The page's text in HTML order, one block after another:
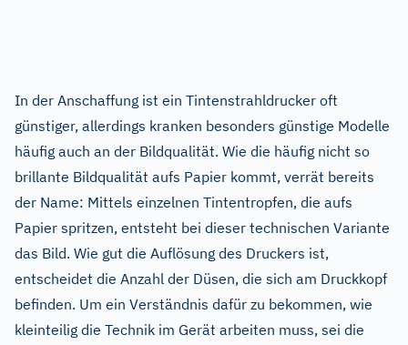
In der Anschaffung ist ein Tintenstrahldrucker oft
günstiger, allerdings kranken besonders günstige Modelle
häufig auch an der Bildqualität. Wie die häufig nicht so
brillante Bildqualität aufs Papier kommt, verrät bereits
der Name: Mittels einzelnen Tintentropfen, die aufs
Papier spritzen, entsteht bei dieser technischen Variante
das Bild. Wie gut die Auflösung des Druckers ist,
entscheidet die Anzahl der Düsen, die sich am Druckkopf
befinden. Um ein Verständnis dafür zu bekommen, wie
kleinteilig die Technik im Gerät arbeiten muss, sei die